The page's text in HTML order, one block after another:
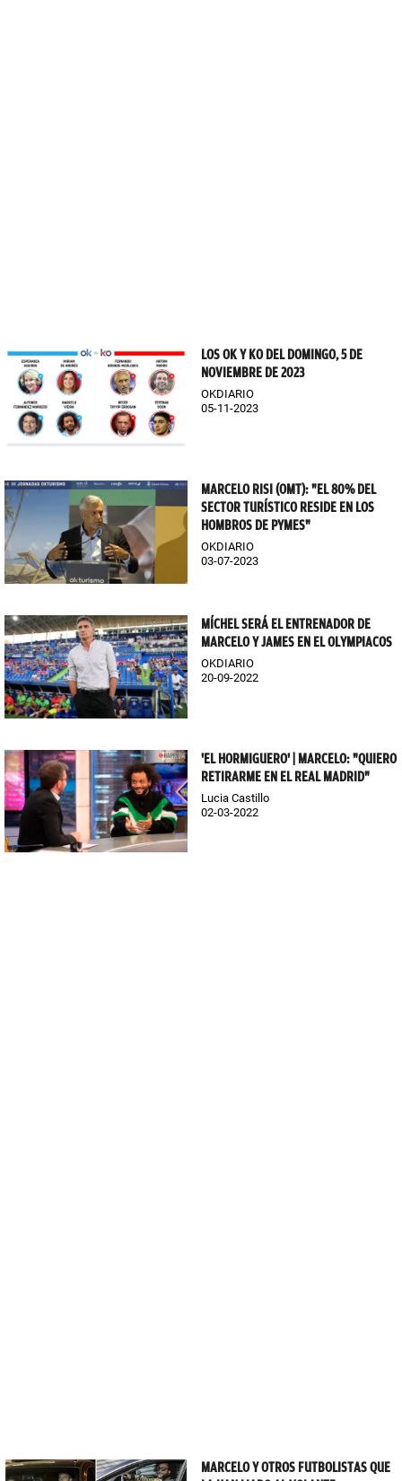
LOS OK Y KO DEL DOMINGO, 5 DE
NOVIEMBRE DE 2023
OKDIARIO
05-11-2023
MARCELO RISI (OMT): "EL 80% DEL
SECTOR TURÍSTICO RESIDE EN LOS
HOMBROS DE PYMES"
OKDIARIO
03-07-2023
MÍCHEL SERÁ EL ENTRENADOR DE
MARCELO Y JAMES EN EL OLYMPIACOS
OKDIARIO
20-09-2022
'EL HORMIGUERO' | MARCELO: "QUIERO
RETIRARME EN EL REAL MADRID"
Lucia Castillo
02-03-2022
MARCELO Y OTROS FUTBOLISTAS QUE